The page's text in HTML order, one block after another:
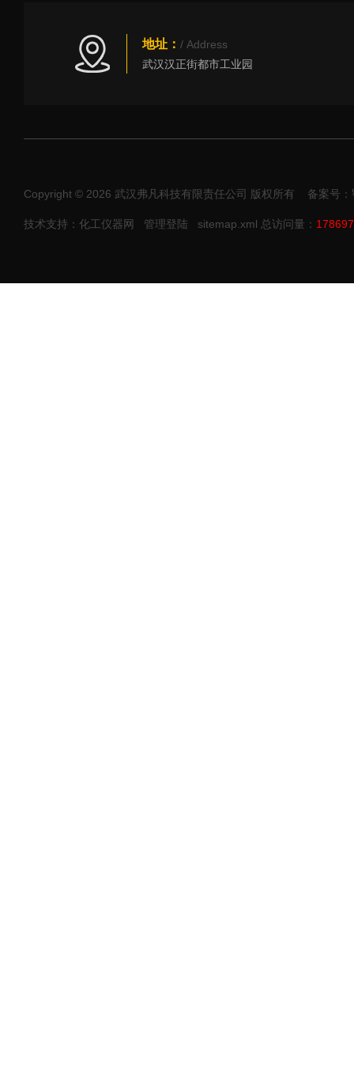
地址： / Address
武汉汉正街都市工业园
Copyright © 2026 武汉弗凡科技有限责任公司 版权所有 备案号
技术支持：化工仪器网 管理登陆 sitemap.xml 总访问量： 178697